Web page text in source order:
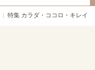
特集 カラダ・ココロ・キレイ